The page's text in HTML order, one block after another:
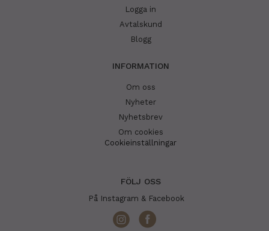
Logga in
Avtalskund
Blogg
INFORMATION
Om oss
Nyheter
Nyhetsbrev
Om cookies
Cookieinställningar
FÖLJ OSS
På Instagram & Facebook